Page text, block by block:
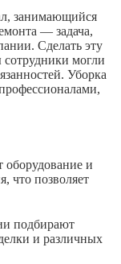
занимающийся
— задача,
Сделать эту
могли
Уборка
и
что позволяет
подбирают
и различных